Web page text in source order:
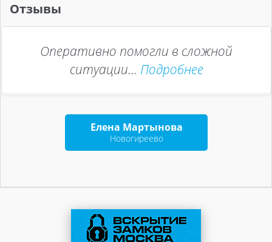
Отзывы
Оперативно помогли в сложной
ситуации... Подробнее
Елена Мартынова
Новогиреево